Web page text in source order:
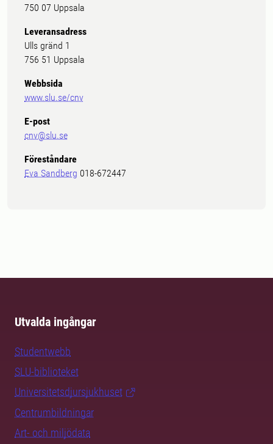
750 07 Uppsala
Leveransadress
Ulls gränd 1
756 51 Uppsala
Webbsida
www.slu.se/cnv
E-post
cnv@slu.se
Föreståndare
Eva Sandberg 018-672447
Utvalda ingångar
Studentwebb
SLU-biblioteket
Universitetsdjursjukhuset
Centrumbildningar
Art- och miljödata